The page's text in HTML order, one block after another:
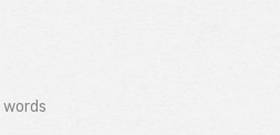
words